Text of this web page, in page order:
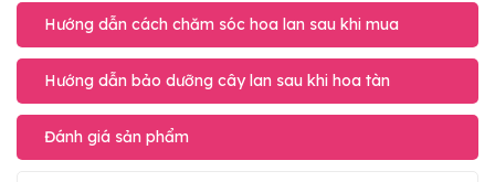
Hướng dẫn cách chăm sóc hoa lan sau khi mua
Hướng dẫn bảo dưỡng cây lan sau khi hoa tàn
Đánh giá sản phẩm